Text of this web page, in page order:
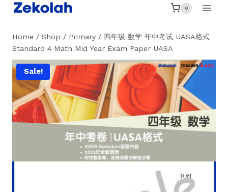
Skip
content
0
Home / Shop / Primary / 四年级 数学 年中考试 UASA格式
Standard 4 Math Mid Year Exam Paper UASA
Sale!